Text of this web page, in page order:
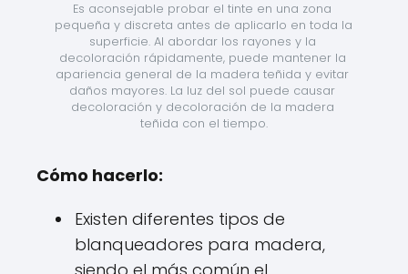
Es aconsejable probar el tinte en una zona
pequeña y discreta antes de aplicarlo en toda la
superficie. Al abordar los rayones y la
decoloración rápidamente, puede mantener la
apariencia general de la madera teñida y evitar
daños mayores. La luz del sol puede causar
decoloración y decoloración de la madera
teñida con el tiempo.
Cómo hacerlo:
Existen diferentes tipos de
blanqueadores para madera,